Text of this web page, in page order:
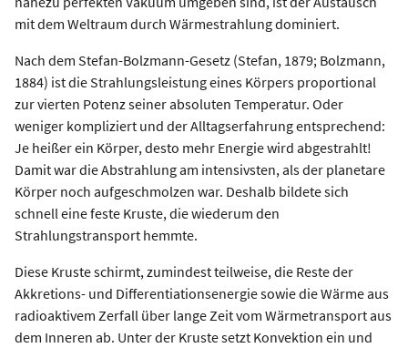
mit dem Weltraum durch Wärmestrahlung dominiert.
Nach dem Stefan-Bolzmann-Gesetz (Stefan, 1879; Bolzmann,
1884) ist die Strahlungsleistung eines Körpers proportional
zur vierten Potenz seiner absoluten Temperatur. Oder
weniger kompliziert und der Alltagserfahrung entsprechend:
Je heißer ein Körper, desto mehr Energie wird abgestrahlt!
Damit war die Abstrahlung am intensivsten, als der planetare
Körper noch aufgeschmolzen war. Deshalb bildete sich
schnell eine feste Kruste, die wiederum den
Strahlungstransport hemmte.
Diese Kruste schirmt, zumindest teilweise, die Reste der
Akkretions- und Differentiationsenergie sowie die Wärme aus
radioaktivem Zerfall über lange Zeit vom Wärmetransport aus
dem Inneren ab. Unter der Kruste setzt Konvektion ein und